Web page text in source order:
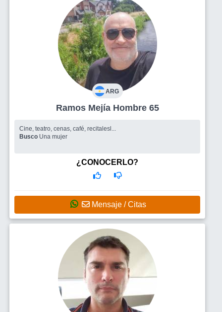
ARG
Ramos Mejía Hombre 65
Cine, teatro, cenas, café, recitalesl...
Busco Una mujer
¿CONOCERLO?
Mensaje / Citas